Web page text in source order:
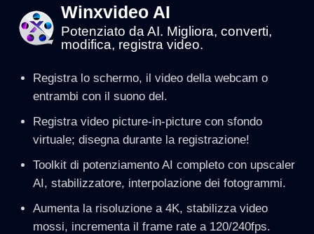
Winxvideo AI
Potenziato da AI. Migliora, converti,
modifica, registra video.
Registra lo schermo, il video della webcam o
entrambi con il suono del.
Registra video picture-in-picture con sfondo
virtuale; disegna durante la registrazione!
Toolkit di potenziamento AI completo con upscaler
AI, stabilizzatore, interpolazione dei fotogrammi.
Aumenta la risoluzione a 4K, stabilizza video
mossi, incrementa il frame rate a 120/240fps.